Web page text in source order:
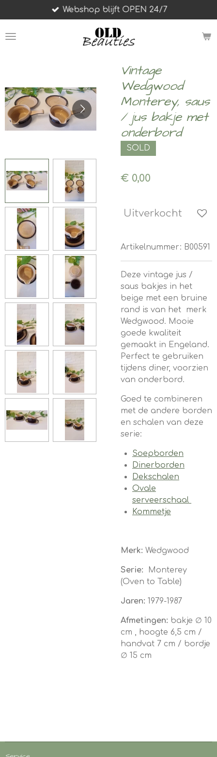
direct
naar
Webshop blijft OPEN 24/7
Vintage
Wedgwood
Monterey, saus
/ jus bakje met
onderbord
SOLD
€ 0,00
Uitverkocht
Artikelnummer: B00591
Deze vintage jus /
saus bakjes in het
beige met een bruine
rand is van het merk
Wedgwood. Mooie
goede kwaliteit
gemaakt in Engeland.
Perfect te gebruiken
tijdens diner, voorzien
van onderbord.
Goed te combineren
met de andere borden
en schalen van deze
serie:
Soepborden
Dinerborden
Dekschalen
Ovale
serveerschaal
Kommetje
Merk: Wedgwood
Serie: Monterey
(Oven to Table)
Jaren: 1979-1987
Afmetingen: bakje ∅ 10
cm , hoogte 6,5 cm /
handvat 7 cm / bordje
∅ 15 cm